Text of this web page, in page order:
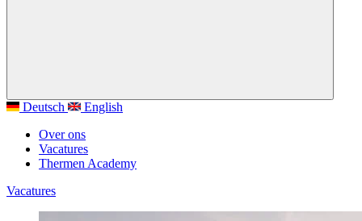
Deutsch
English
Over ons
Vacatures
Thermen Academy
Vacatures